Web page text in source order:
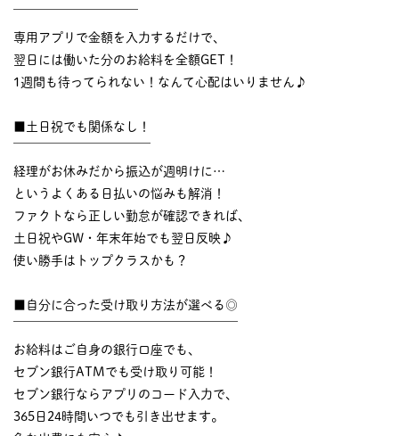
専用アプリで金額を入力するだけで、
翌日には働いた分のお給料を全額GET！
1週間も待ってられない！なんて心配はいりません♪
■土日祝でも関係なし！
経理がお休みだから振込が週明けに…
というよくある日払いの悩みも解消！
ファクトなら正しい勤怠が確認できれば、
土日祝やGW・年末年始でも翌日反映♪
使い勝手はトップクラスかも？
■自分に合った受け取り方法が選べる◎
お給料はご自身の銀行口座でも、
セブン銀行ATMでも受け取り可能！
セブン銀行ならアプリのコード入力で、
365日24時間いつでも引き出せます。